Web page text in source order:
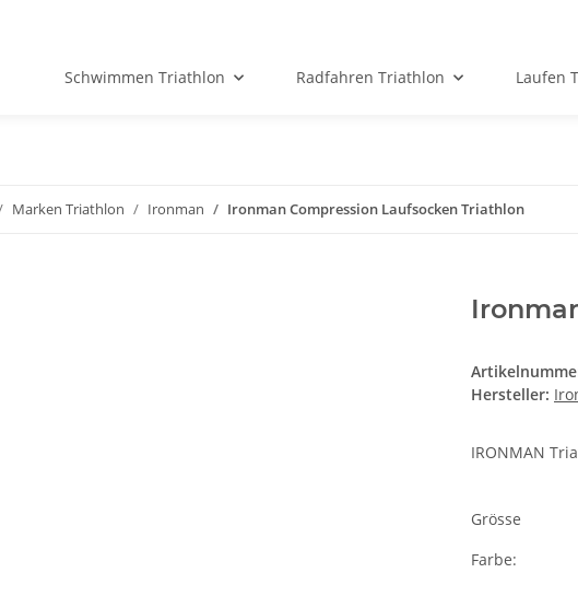
Schwimmen Triathlon Radfahren Triathlon Laufen
Marken Triathlon Ironman Ironman Compression Laufsocken Triathlon
Hersteller:
IRONMAN
Grösse
Farbe: